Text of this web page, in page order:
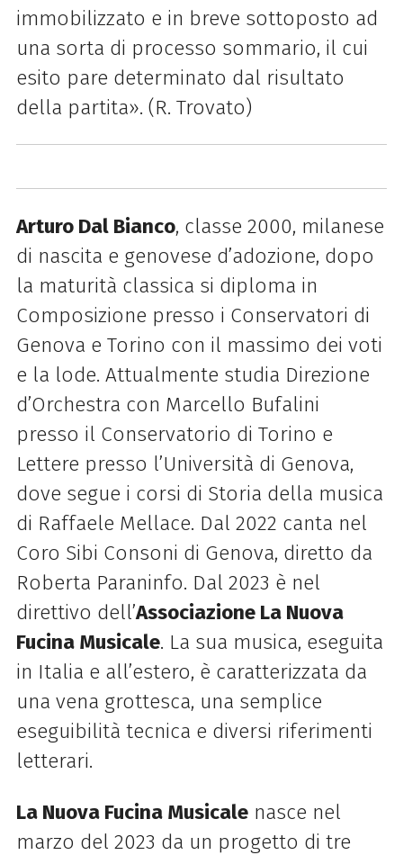
immobilizzato e in breve sottoposto ad
una sorta di processo sommario, il cui
esito pare determinato dal risultato
della partita». (R. Trovato)
Arturo Dal Bianco, classe 2000, milanese
di nascita e genovese d’adozione, dopo
la maturità classica si diploma in
Composizione presso i Conservatori di
Genova e Torino con il massimo dei voti
e la lode. Attualmente studia Direzione
d’Orchestra con Marcello Bufalini
presso il Conservatorio di Torino e
Lettere presso l’Università di Genova,
dove segue i corsi di Storia della musica
di Raffaele Mellace. Dal 2022 canta nel
Coro Sibi Consoni di Genova, diretto da
Roberta Paraninfo. Dal 2023 è nel
direttivo dell’Associazione La Nuova
Fucina Musicale. La sua musica, eseguita
in Italia e all’estero, è caratterizzata da
una vena grottesca, una semplice
eseguibilità tecnica e diversi riferimenti
letterari.
La Nuova Fucina Musicalenasce nel
marzo del 2023 da un progetto di tre